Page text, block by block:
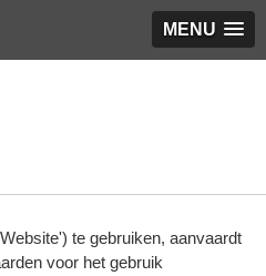
MENU
te gebruiken, aanvaardt
voor het gebruik